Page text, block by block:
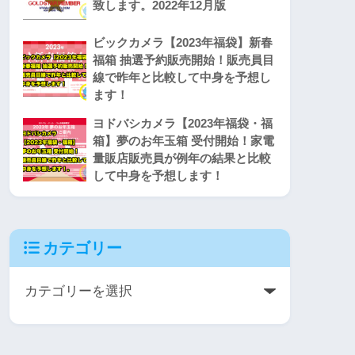
致します。2022年12月版
ビックカメラ【2023年福袋】新春
福箱 抽選予約販売開始！販売員目
線で昨年と比較して中身を予想し
ます！
ヨドバシカメラ【2023年福袋・福
箱】夢のお年玉箱 受付開始！家電
量販店販売員が例年の結果と比較
して中身を予想します！
カテゴリー